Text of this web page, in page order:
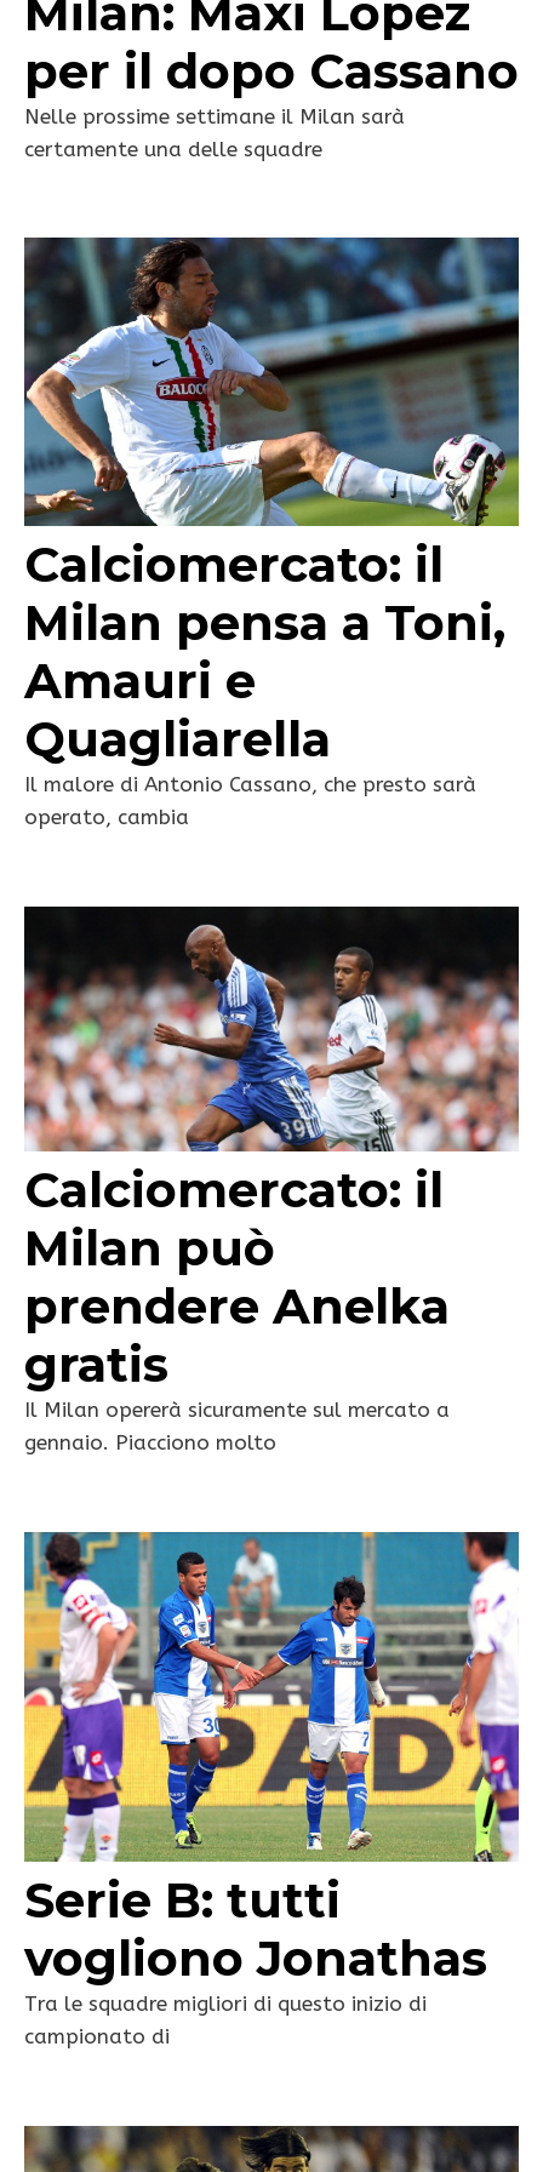
Milan: Maxi Lopez
per il dopo Cassano
Nelle prossime settimane il Milan sarà
certamente una delle squadre
Calciomercato: il
Milan pensa a Toni,
Amauri e
Quagliarella
Il malore di Antonio Cassano, che presto sarà
operato, cambia
Calciomercato: il
Milan può
prendere Anelka
gratis
Il Milan opererà sicuramente sul mercato a
gennaio. Piacciono molto
Serie B: tutti
vogliono Jonathas
Tra le squadre migliori di questo inizio di
campionato di